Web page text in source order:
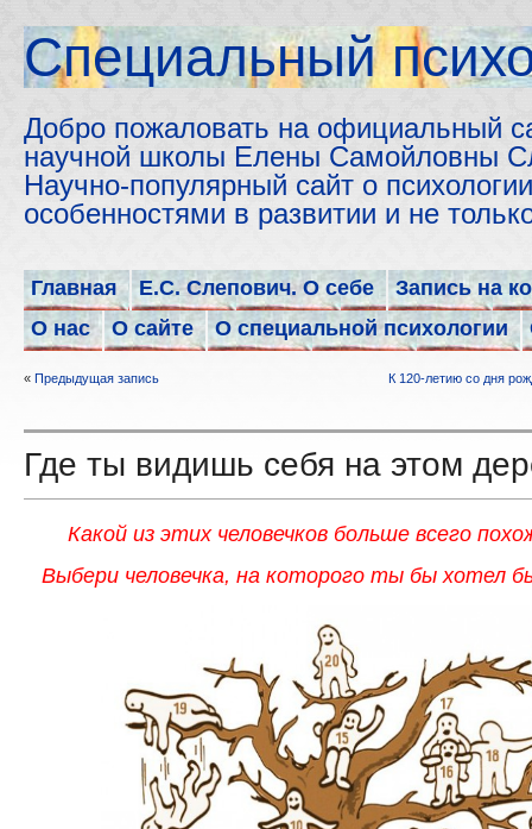
Cпециальный
Добро пожаловать на официальный
научной школы Елены Самойловны
Научно-популярный сайт о
особенностями в развитии и не
Главная Е.С. Слепович. О себе
Запись на
О нас
О сайте О специальной психологии
« Предыдущая запись К 120-летию со дня
Где ты видишь себя на этом
Какой из этих человечков больше всего
Выбери человечка, на которого ты бы хотел